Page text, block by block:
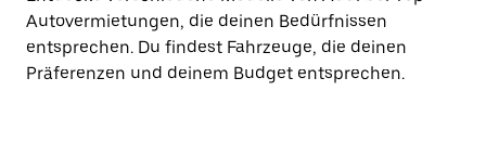
Autovermietungen, die deinen Bedürfnissen
entsprechen. Du findest Fahrzeuge, die deinen
Präferenzen und deinem Budget entsprechen.